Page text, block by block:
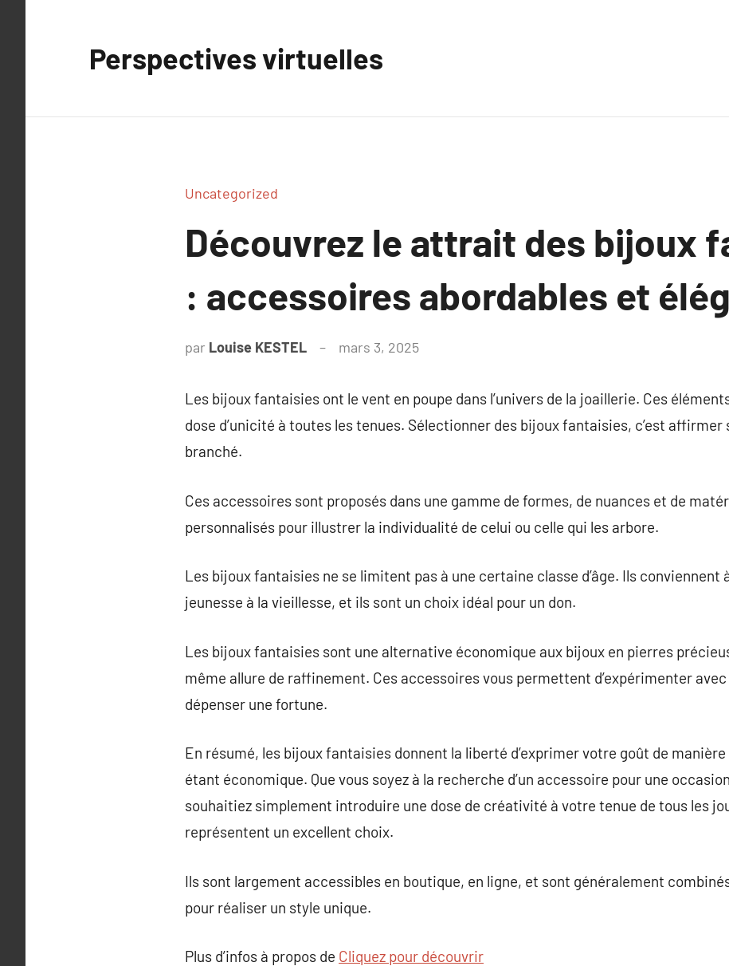
Perspectives virtuelles
Uncategorized
Découvrez le attrait des bijoux
: accessoires abordables et
par Louise KESTEL mars 3, 2025
Les bijoux fantaisies ont le vent en poupe dans l’univers de la joaillerie. Ces
dose d’unicité à toutes les tenues. Sélectionner des bijoux fantaisies, c’est
branché.
Ces accessoires sont proposés dans une gamme de formes, de nuances et de
personnalisés pour illustrer la individualité de celui ou celle qui les arbore.
Les bijoux fantaisies ne se limitent pas à une certaine classe d’âge. Ils conviennent
jeunesse à la vieillesse, et ils sont un choix idéal pour un don.
Les bijoux fantaisies sont une alternative économique aux bijoux en pierres
même allure de raffinement. Ces accessoires vous permettent d’expérimenter
dépenser une fortune.
En résumé, les bijoux fantaisies donnent la liberté d’exprimer votre goût de
étant économique. Que vous soyez à la recherche d’un accessoire pour une
souhaitiez simplement introduire une dose de créativité à votre tenue de tous les
représentent un excellent choix.
Ils sont largement accessibles en boutique, en ligne, et sont généralement
pour réaliser un style unique.
Plus d’infos à propos de Cliquez pour découvrir